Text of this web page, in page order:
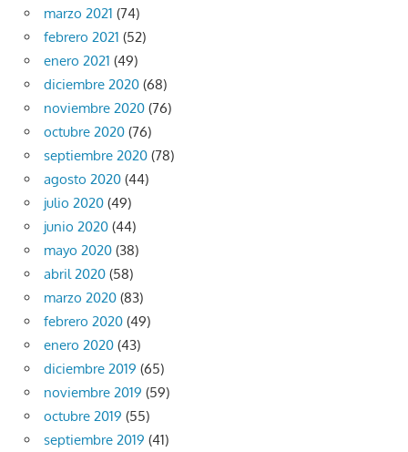
marzo 2021 (74)
febrero 2021 (52)
enero 2021 (49)
diciembre 2020 (68)
noviembre 2020 (76)
octubre 2020 (76)
septiembre 2020 (78)
agosto 2020 (44)
julio 2020 (49)
junio 2020 (44)
mayo 2020 (38)
abril 2020 (58)
marzo 2020 (83)
febrero 2020 (49)
enero 2020 (43)
diciembre 2019 (65)
noviembre 2019 (59)
octubre 2019 (55)
septiembre 2019 (41)